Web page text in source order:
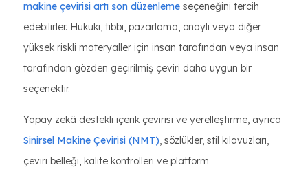
makine çevirisi artı son düzenleme seçeneğini tercih
edebilirler. Hukuki, tıbbi, pazarlama, onaylı veya diğer
yüksek riskli materyaller için insan tarafından veya insan
tarafından gözden geçirilmiş çeviri daha uygun bir
seçenektir.
Yapay zekâ destekli içerik çevirisi ve yerelleştirme, ayrıca
Sinirsel Makine Çevirisi (NMT), sözlükler, stil kılavuzları,
çeviri belleği, kalite kontrolleri ve platform